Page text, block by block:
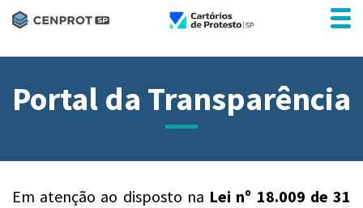
Portal da Transparência
Em atenção ao disposto na Lei nº 18.009 de 31